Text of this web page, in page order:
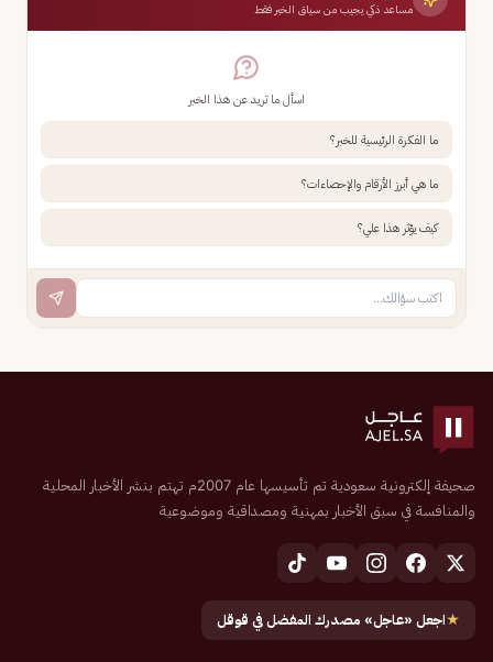
مساعد ذكي يجيب من سياق الخبر فقط
اسأل ما تريد عن هذا الخبر
ما الفكرة الرئيسية للخبر؟
ما هي أبرز الأرقام والإحصاءات؟
كيف يؤثر هذا علي؟
صحيفة إلكترونية سعودية تم تأسيسها عام 2007م تهتم بنشر الأخبار المحلية
والمنافسة في سبق الأخبار بمهنية ومصداقية وموضوعية
★اجعل «عاجل» مصدرك المفضل في قوقل